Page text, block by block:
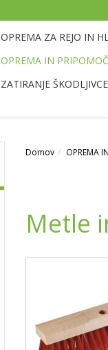
OPREMA ZA REJO IN
OPREMA IN
ZATIRANJE
Domov OPREMA
Metle